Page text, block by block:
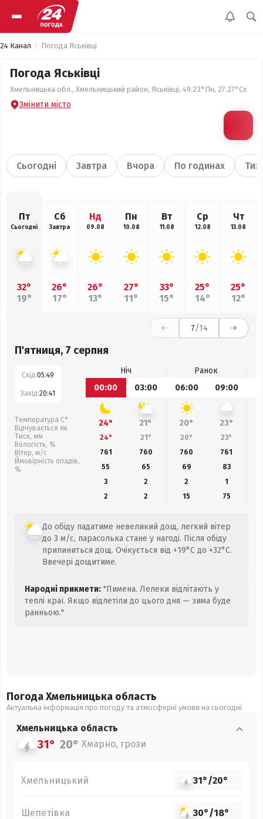
24 Канал Погода Яськівці
Погода Яськівці
Хмельницька обл., Хмельницький район, Яськівці, 49.23°Пн, 27.27°Сх
Змінити місто
Сьогодні Завтра Вчора По годинах
Пт
Сьогодні
32°
19°
Сб
Завтра
26°
17°
Нд
09.08
26°
13°
Пн
10.08
27°
11°
Вт
11.08
33°
15°
Ср
12.08
25°
14°
Чт
13.08
25°
12°
7/14
П'ятниця, 7 серпня
Схід:05:49
Захід:20:41
Температура С°
Відчувається як
Тиск, мм
Вологість, %
Вітер, м/с
Ймовірність опадів,
%
Ніч
Ранок
00:00
03:00 06:00 09:00
24° 21° 20° 23°
24° 21° 20° 23°
761
760 760 761
55
65 69 83
3
2 2
1
2
2 15 75
До обіду падатиме невеликий дощ, легкий вітер
до 3 м/с, парасолька стане у нагоді. Після обіду
припиниться дощ. Очікується від +19°C до +32°C.
Ввечері дощитиме.
Народні прикмети: "Пимена. Лелеки відлітають у
теплі краї. Якщо відлетіли до цього дня — зима буде
ранньою."
Погода Хмельницька область
Актуальна інформація про погоду та атмосферні умови на сьогодні
Хмельницька область
31° 20° Хмарно, грози
Хмельницький 31°/20°
Шепетівка 30°/18°